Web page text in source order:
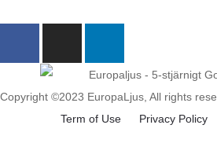
Copyright ©2023 EuropaLjus, All rights
Term of Use
Privacy Policy